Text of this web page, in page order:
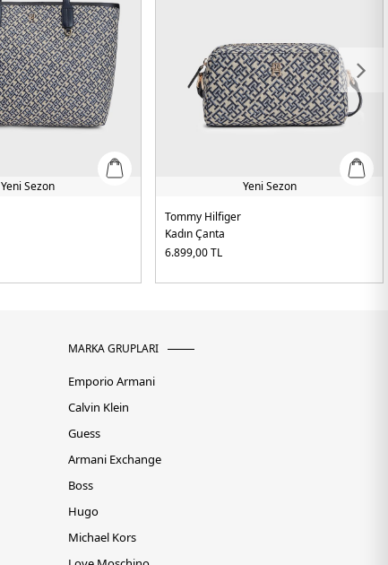
Yeni Sezon
Yeni Sezon
Tommy Hilfiger
Kadın Çanta
6.899,00TL
MARKA GRUPLARI
Emporio Armani
Calvin Klein
Guess
Armani Exchange
Boss
Hugo
Michael Kors